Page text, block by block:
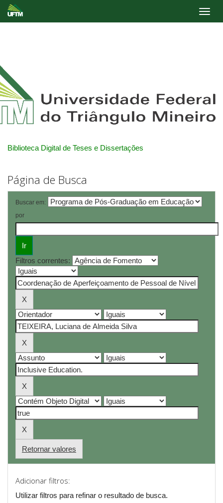
Biblioteca Digital de Teses e Dissertações
Página de Busca
Buscar em:
por
Filtros correntes:
Retornar valores
Adicionar filtros:
Utilizar filtros para refinar o resultado de busca.